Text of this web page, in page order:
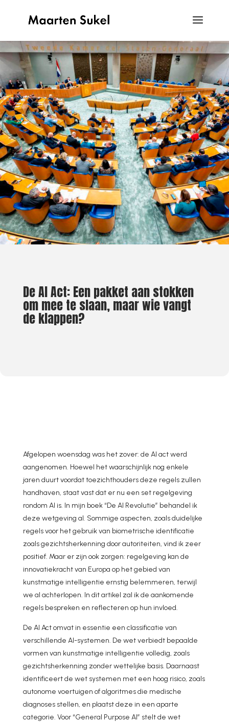
De AI Act: Een pakket aan stokken
om mee te slaan, maar wie vangt
de klappen?
Afgelopen woensdag was het zover: de AI act werd
aangenomen. Hoewel het waarschijnlijk nog enkele
jaren duurt voordat toezichthouders deze regels zullen
handhaven, staat vast dat er nu een set regelgeving
rondom AI is. In mijn boek “De AI Revolutie” behandel ik
deze wetgeving al. Sommige aspecten, zoals duidelijke
regels voor het gebruik van biometrische identificatie
zoals gezichtsherkenning door autoriteiten, vind ik zeer
positief. Maar er zijn ook zorgen: regelgeving kan de
innovatiekracht van Europa op het gebied van
kunstmatige intelligentie ernstig belemmeren, terwijl
we al achterlopen. In dit artikel zal ik de aankomende
regels bespreken en reflecteren op hun invloed.
De AI Act omvat in essentie een classificatie van
verschillende AI-systemen. De wet verbiedt bepaalde
vormen van kunstmatige intelligentie volledig, zoals
gezichtsherkenning zonder wettelijke basis. Daarnaast
identificeert de wet systemen met een hoog risico, zoals
autonome voertuigen of algoritmes die medische
diagnoses stellen, en plaatst deze in een aparte
categorie. Voor “General Purpose AI” stelt de wet